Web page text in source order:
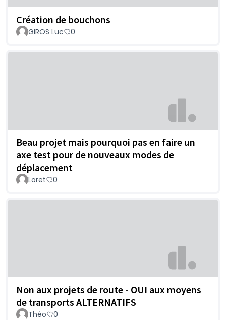
Création de bouchons
GIROS Luc 0
Beau projet mais pourquoi pas en faire un
axe test pour de nouveaux modes de
déplacement
Loret 0
Non aux projets de route - OUI aux moyens
de transports ALTERNATIFS
Théo 0